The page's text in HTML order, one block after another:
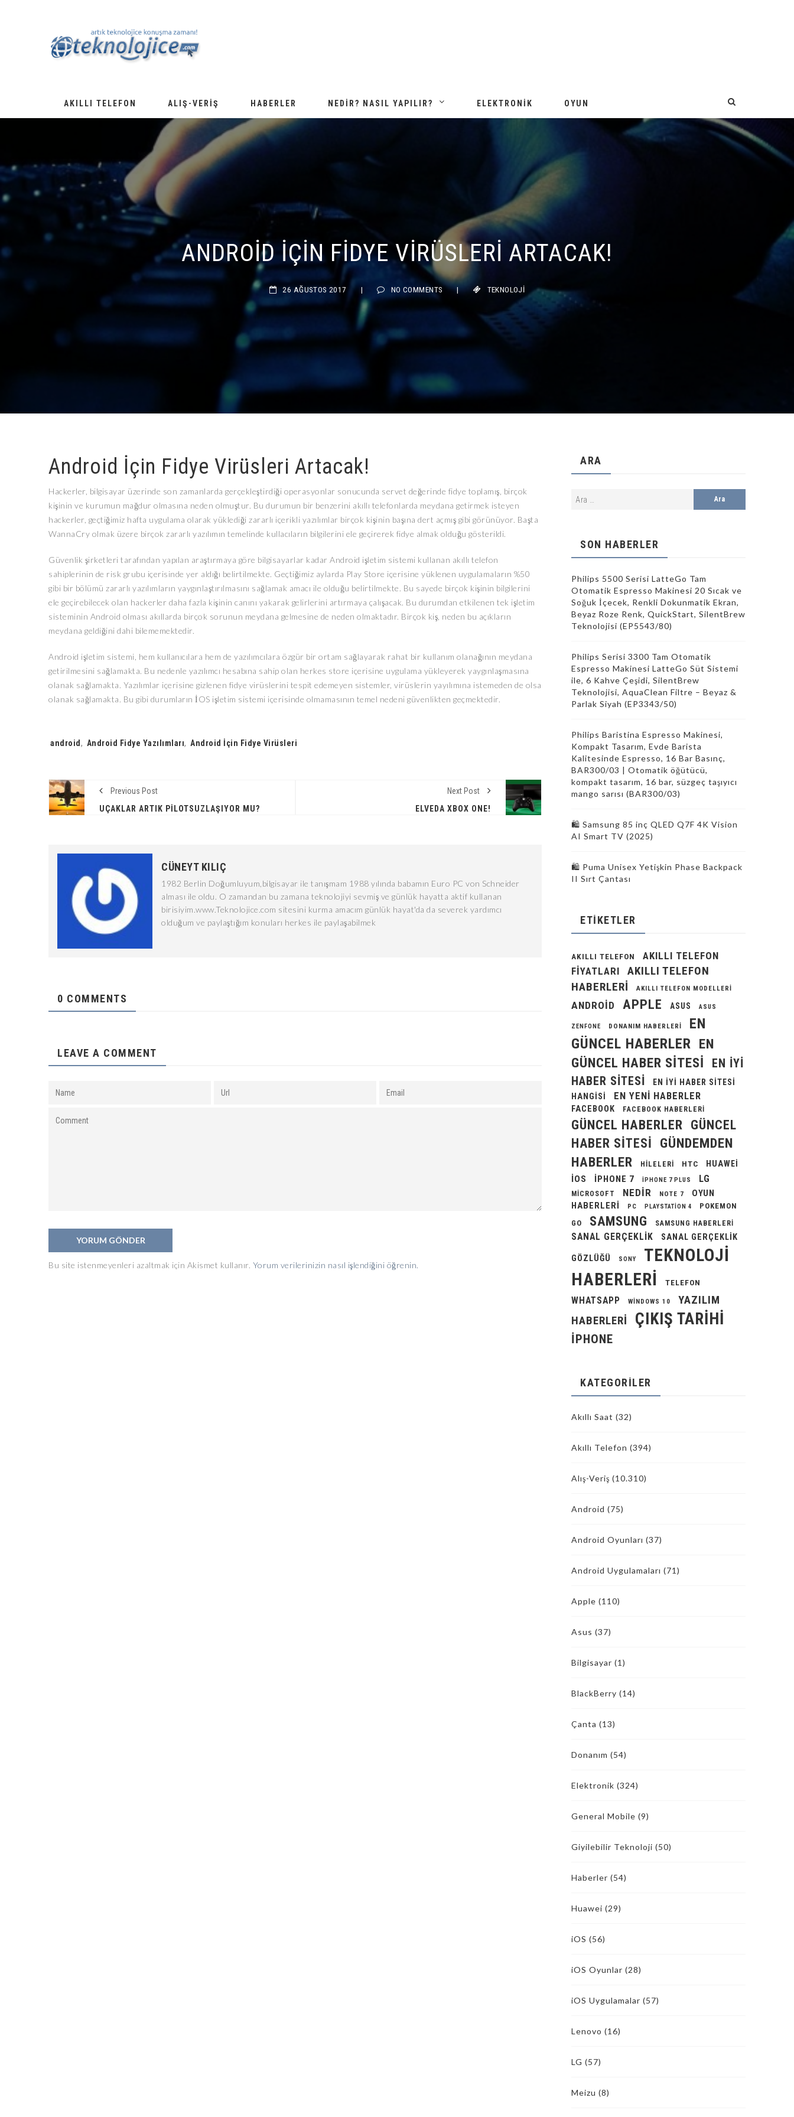
AKILLI TELEFON ALIŞ-VERIŞ HABERLER NEDIR? NASIL YAPILIR? ELEKTRONIK OYUN
ANDROID İÇIN FIDYE VIRÜSLERI ARTACAK!
26 AĞUSTOS 2017 | NO COMMENTS |
Android İçin Fidye Virüsleri Artacak!
Hackerler, bilgisayar üzerinde son zamanlarda gerçekleştirdiği operasyonlar sonucunda servet değerinde fidye toplamış, birçok
kişinin ve kurumun mağdur olmasına neden olmuştur. Bu durumun bir benzerini akıllı telefonlarda meydana getirmek isteyen
hackerler, geçtiğimiz hafta uygulama olarak yüklediği zararlı içerikli yazılımlar birçok kişinin başına dert açmış gibi görünüyor. Başta
WannaCry olmak üzere birçok zararlı yazılımın temelinde kullacıların bilgilerini ele geçirerek fidye almak olduğu gösterildi.
Güvenlik şirketleri tarafından yapılan araştırmaya göre bilgisayarlar kadar Android işletim sistemi kullanan akıllı telefon
sahiplerinin de risk grubu içerisinde yer aldığı belirtilmekte. Geçtiğimiz aylarda Play Store içerisine yüklenen uygulamaların %50
gibi bir bölümü zararlı yazılımların yaygınlaştırılmasını sağlamak amacı ile olduğu belirtilmekte. Bu sayede birçok kişinin bilgilerini
ele geçirebilecek olan hackerler daha fazla kişinin canını yakarak gelirlerini artırmaya çalışacak. Bu durumdan etkilenen tek işletim
sisteminin Android olması akıllarda birçok sorunun meydana gelmesine de neden olmaktadır. Birçok kiş, neden bu açıkların
meydana geldiğini dahi bilememektedir.
Android işletim sistemi, hem kullanıcılara hem de yazılımcılara özgür bir ortam sağlayarak rahat bir kullanım olanağının meydana
getirilmesini sağlamakta. Bu nedenle yazılımcı hesabına sahip olan herkes store içerisine uygulama yükleyerek yaygınlaşmasına
olanak sağlamakta. Yazılımlar içerisine gizlenen fidye virüslerini tespit edemeyen sistemler, virüslerin yayılımına istemeden de olsa
olanak sağlamakta. Bu gibi durumların İOS işletim sistemi içerisinde olmamasının temel nedeni güvenlikten geçmektedir.
Tags:
android , Android Fidye Yazılımları, Android İçin Fidye Virüsleri
Previous Post
UÇAKLAR ARTIK PILOTSUZLAŞIYOR MU?
Next Post
ELVEDA XBOX ONE!
CÜNEYT KILIÇ
1982 Berlin Doğumluyum,bilgisayar ile tanışmam 1988 yılında babamın Euro PC von Schneider
alması ile oldu. O zamandan bu zamana teknolojiyi sevmiş ve günlük hayatta aktif kullanan
birisiyim.www.Teknolojice.com sitesini kurma amacım günlük hayat'da da severek yardımcı
olduğum ve paylaştığım konuları herkes ile paylaşabilmek
0 COMMENTS
LEAVE A COMMENT
Bu site istenmeyenleri azaltmak için Akismet kullanır. Yorum verilerinizin nasıl işlendiğini öğrenin.
ARA
SON HABERLER
Philips 5500 Serisi LatteGo Tam
Otomatik Espresso Makinesi 20 Sıcak ve
Soğuk İçecek, Renkli Dokunmatik Ekran,
Beyaz Roze Renk, QuickStart, SilentBrew
Teknolojisi (EP5543/80)
Philips Serisi 3300 Tam Otomatik
Espresso Makinesi LatteGo Süt Sistemi
ile, 6 Kahve Çeşidi, SilentBrew
Teknolojisi, AquaClean Filtre – Beyaz &
Parlak Siyah (EP3343/50)
Philips Baristina Espresso Makinesi,
Kompakt Tasarım, Evde Barista
Kalitesinde Espresso, 16 Bar Basınç,
BAR300/03 | Otomatik öğütücü,
kompakt tasarım, 16 bar, süzgeç taşıyıcı
mango sarısı (BAR300/03)
🛍 Samsung 85 inç QLED Q7F 4K Vision
AI Smart TV (2025)
🛍️ Puma Unisex Yetişkin Phase Backpack
II Sırt Çantası
ETIKETLER
AKILLI TELEFON
AKILLI TELEFON
FIYATLARI
AKILLI TELEFON
HABERLERI
AKILLI TELEFON MODELLERI
ANDROID APPLE ASUS ASUS
ZENFONE DONANIM HABERLERI
EN
GÜNCEL HABERLER EN
GÜNCEL HABER SITESI
EN IYI
HABER SITESI
EN IYI HABER SITESI
HANGISI
EN YENI HABERLER
FACEBOOK FACEBOOK HABERLERI
GÜNCEL HABERLER
GÜNCEL
HABER SITESI
GÜNDEMDEN
HABERLER
HILELERI HTC HUAWEI
IOS IPHONE 7 IPHONE 7 PLUS LG
MICROSOFT NEDIR NOTE 7
OYUN
HABERLERI
PC PLAYSTATION 4
POKEMON
GO
SAMSUNG SAMSUNG HABERLERI
SANAL GERÇEKLIK SANAL GERÇEKLIK
GÖZLÜĞÜ SONY
TEKNOLOJI
HABERLERI
TELEFON
WHATSAPP WINDOWS 10
YAZILIM
HABERLERI
ÇIKIŞ TARIHI
İPHONE
KATEGORILER
Akıllı Saat (32)
Akıllı Telefon (394)
Alış-Veriş (10.310)
Android (75)
Android Oyunları (37)
Android Uygulamaları (71)
Apple (110)
Asus (37)
Bilgisayar (1)
BlackBerry (14)
Çanta (13)
Donanım (54)
Elektronik (324)
General Mobile (9)
Giyilebilir Teknoloji (50)
Haberler (54)
Huawei (29)
iOS (56)
iOS Oyunlar (28)
iOS Uygulamalar (57)
Lenovo (16)
LG (57)
Meizu (8)